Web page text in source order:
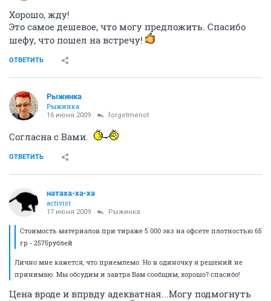
Хорошо, жду!
Это самое дешевое, что могу предложить. Спасибо
шефу, что пошел на встречу!
ОТВЕТИТЬ
Рыжинка
Рыжинка
16 июня 2009 forgetmenot
Согласна с Вами.
ОТВЕТИТЬ
натаха-ха-ха
activist
17 июня 2009 Рыжинка
Стоимость материалов при тираже 5 000 экз на офсете плотностью 65
гр - 2575рублей
Лично мне кажется, что приемлемо. Но в одиночку я решений не
принимаю. Мы обсудим и завтра Вам сообщим, хорошо? спасибо!
Цена вроде и впрвду адекватная...Могу подмогнуть